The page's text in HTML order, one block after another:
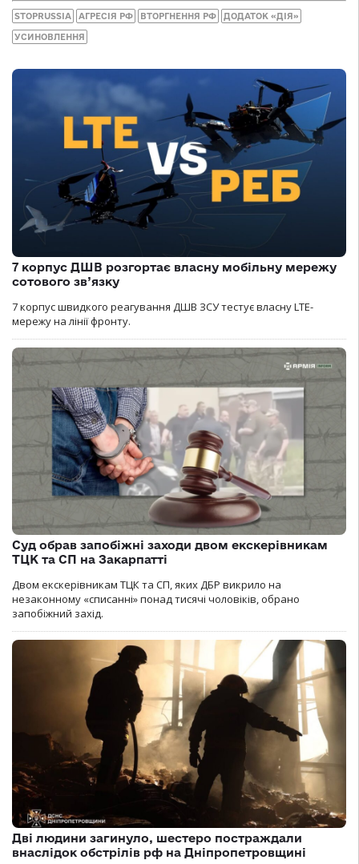
STOPRUSSIA АГРЕСІЯ РФ ВТОРГНЕННЯ РФ ДОДАТОК «ДІЯ»
УСИНОВЛЕННЯ
7 корпус ДШВ розгортає власну мобільну мережу
сотового зв’язку
7 корпус швидкого реагування ДШВ ЗСУ тестує власну LTE-
мережу на лінії фронту.
Суд обрав запобіжні заходи двом екскерівникам
ТЦК та СП на Закарпатті
Двом екскерівникам ТЦК та СП, яких ДБР викрило на
незаконному «списанні» понад тисячі чоловіків, обрано
запобіжний захід.
Дві людини загинуло, шестеро постраждали
внаслідок обстрілів рф на Дніпропетровщині